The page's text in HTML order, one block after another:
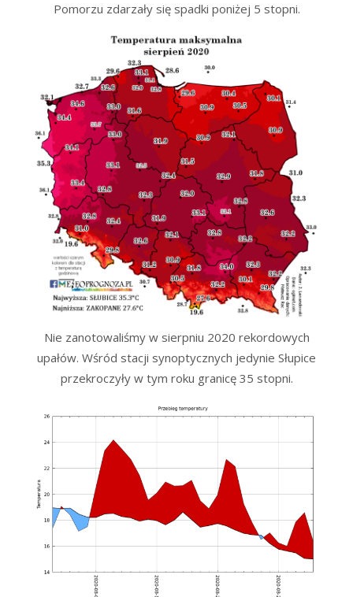
Pomorzu zdarzały się spadki poniżej 5 stopni.
Nie zanotowaliśmy w sierpniu 2020 rekordowych
upałów. Wśród stacji synoptycznych jedynie Słupice
przekroczyły w tym roku granicę 35 stopni.